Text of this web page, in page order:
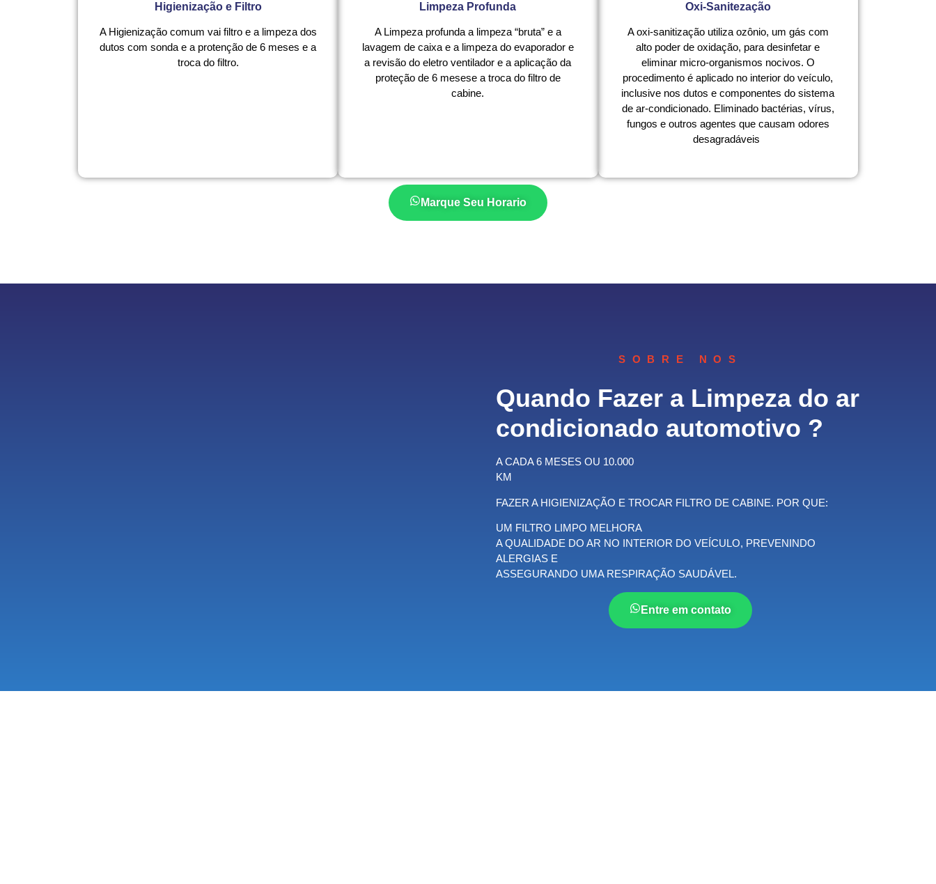
Higienização e Filtro
A Higienização comum vai filtro e a limpeza dos
dutos com sonda e a protenção de 6 meses e a
troca do filtro.
Limpeza Profunda
A Limpeza profunda a limpeza “bruta” e a
lavagem de caixa e a limpeza do evaporador e
a revisão do eletro ventilador e a aplicação da
proteção de 6 mesese a troca do filtro de
cabine.
Oxi-Sanitezação
A oxi-sanitização utiliza ozônio, um gás com
alto poder de oxidação, para desinfetar e
eliminar micro-organismos nocivos. O
procedimento é aplicado no interior do veículo,
inclusive nos dutos e componentes do sistema
de ar-condicionado. Eliminado bactérias, vírus,
fungos e outros agentes que causam odores
desagradáveis
Marque Seu Horario
SOBRE NOS
Quando Fazer a Limpeza do ar
condicionado automotivo ?
A CADA 6 MESES OU 10.000
KM
FAZER A HIGIENIZAÇÃO E TROCAR FILTRO DE CABINE. POR QUE:
UM FILTRO LIMPO MELHORA
A QUALIDADE DO AR NO INTERIOR DO VEÍCULO, PREVENINDO
ALERGIAS E
ASSEGURANDO UMA RESPIRAÇÃO SAUDÁVEL.
Entre em contato